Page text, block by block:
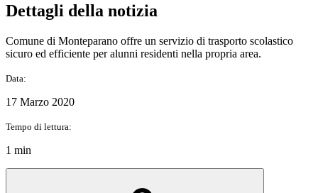
Dettagli della notizia
Comune di Monteparano offre un servizio di trasporto scolastico
sicuro ed efficiente per alunni residenti nella propria area.
Data:
17 Marzo 2020
Tempo di lettura:
1 min